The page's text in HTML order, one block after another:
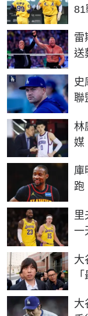
雷
送
史
聯
林
媒
庫
跑
里
一
大
大